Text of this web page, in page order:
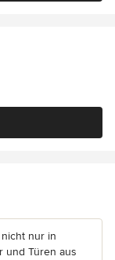
nur in
und Türen aus